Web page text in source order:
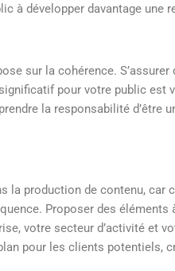
à développer davantage une
sur la cohérence.
pour votre public est
la responsabilité d’être
la production de contenu,
Proposer des
votre secteur d’activité et
pour les clients potentiels,